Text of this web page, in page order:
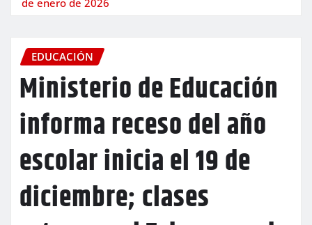
EDUCACIÓN
Ministerio de Educación
informa receso del año
escolar inicia el 19 de
diciembre; clases